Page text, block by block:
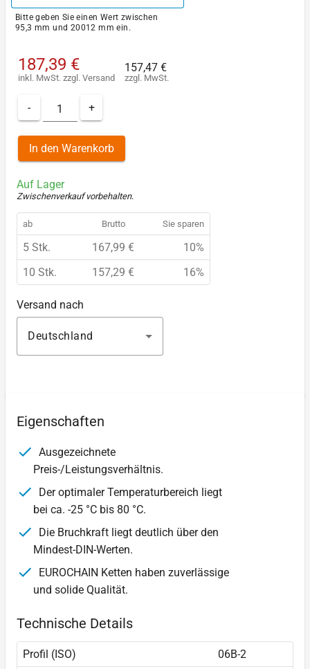
Bitte geben Sie einen Wert zwischen
95,3 mm und 20012 mm ein.
187,39 €
inkl. MwSt. zzgl. Versand
157,47 €
zzgl. MwSt.
- +
In den Warenkorb
Auf Lager
Zwischenverkauf vorbehalten.
ab Brutto Sie sparen
5 Stk. 167,99 €
10%
10 Stk.
157,29 € 16%
Versand nach
Deutschland
Eigenschaften
Ausgezeichnete
Preis-/Leistungsverhältnis.
Der optimaler Temperaturbereich liegt
bei ca. -25 °C bis 80 °C.
Die Bruchkraft liegt deutlich über den
Mindest-DIN-Werten.
EUROCHAIN Ketten haben zuverlässige
und solide Qualität.
Technische Details
Profil (ISO)
06B-2